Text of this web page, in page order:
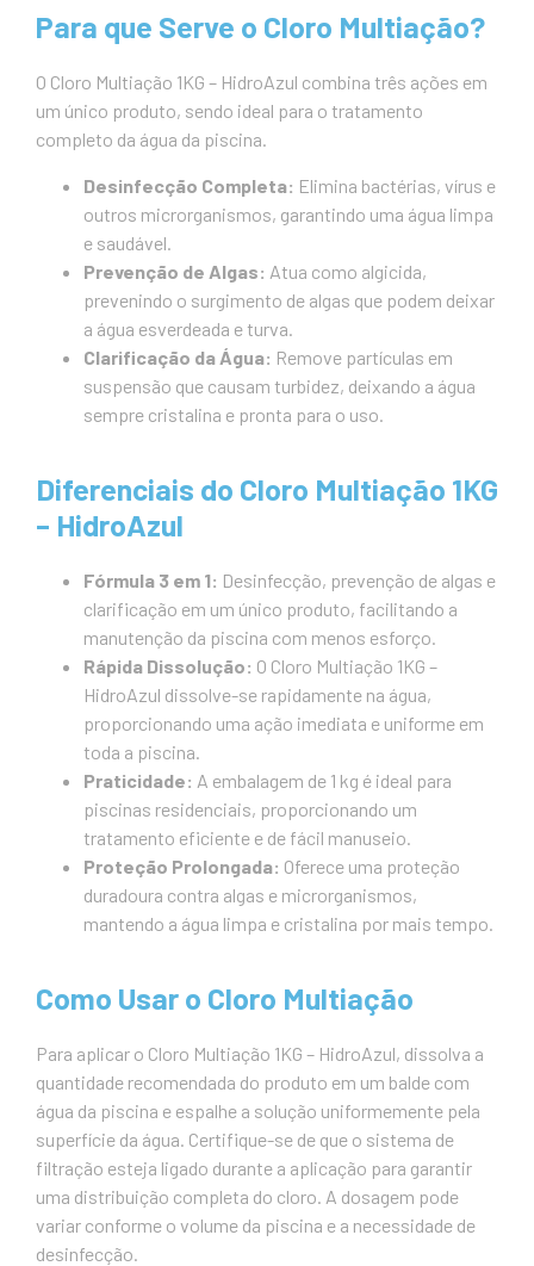
Para que Serve o Cloro Multiação?
O Cloro Multiação 1KG – HidroAzul combina três ações em
um único produto, sendo ideal para o tratamento
completo da água da piscina.
Desinfecção Completa: Elimina bactérias, vírus e
outros microrganismos, garantindo uma água limpa
e saudável.
Prevenção de Algas: Atua como algicida,
prevenindo o surgimento de algas que podem deixar
a água esverdeada e turva.
Clarificação da Água: Remove partículas em
suspensão que causam turbidez, deixando a água
sempre cristalina e pronta para o uso.
Diferenciais do Cloro Multiação 1KG
– HidroAzul
Fórmula 3 em 1: Desinfecção, prevenção de algas e
clarificação em um único produto, facilitando a
manutenção da piscina com menos esforço.
Rápida Dissolução: O Cloro Multiação 1KG –
HidroAzul dissolve-se rapidamente na água,
proporcionando uma ação imediata e uniforme em
toda a piscina.
Praticidade: A embalagem de 1 kg é ideal para
piscinas residenciais, proporcionando um
tratamento eficiente e de fácil manuseio.
Proteção Prolongada: Oferece uma proteção
duradoura contra algas e microrganismos,
mantendo a água limpa e cristalina por mais tempo.
Como Usar o Cloro Multiação
Para aplicar o Cloro Multiação 1KG – HidroAzul, dissolva a
quantidade recomendada do produto em um balde com
água da piscina e espalhe a solução uniformemente pela
superfície da água. Certifique-se de que o sistema de
filtração esteja ligado durante a aplicação para garantir
uma distribuição completa do cloro. A dosagem pode
variar conforme o volume da piscina e a necessidade de
desinfecção.